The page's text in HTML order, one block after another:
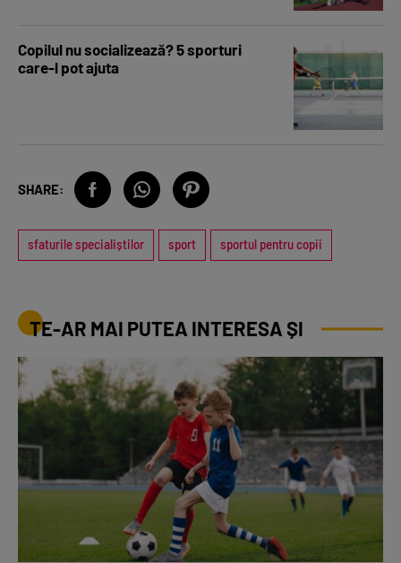
Copilul nu socializează? 5 sporturi
care-l pot ajuta
SHARE:
sfaturile specialiștilor sport sportul pentru copii
TE-AR MAI PUTEA INTERESA ȘI